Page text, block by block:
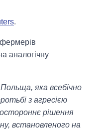
.
фермерів
аналогічну
яка всебічно
з агресією
рішення
встановленого на